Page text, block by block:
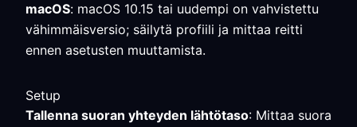
macOS: macOS 10.15 tai uudempi on vahvistettu
vähimmäisversio; säilytä profiili ja mittaa reitti
ennen asetusten muuttamista.
Setup
Tallenna suoran yhteyden lähtötaso: Mittaa suora